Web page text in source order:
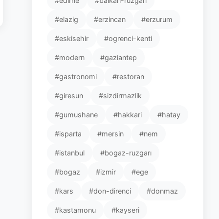
#elazig #erzincan #erzurum
#eskisehir #ogrenci-kenti
#modern #gaziantep
#gastronomi #restoran
#giresun #sizdirmazlik
#gumushane #hakkari #hatay
#isparta #mersin #nem
#istanbul #bogaz-ruzgarı
#bogaz #izmir #ege
#kars #don-direnci #donmaz
#kastamonu #kayseri